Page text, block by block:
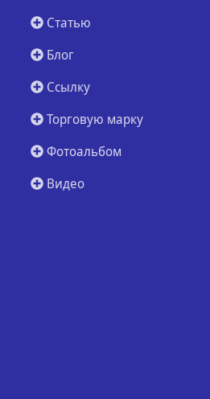
Статью
Блог
Ссылку
Торговую марку
Фотоальбом
Видео